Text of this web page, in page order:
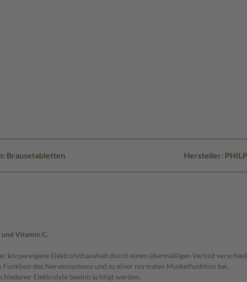
Brausetabletten Hersteller:
Vitamin C.
körpereigene Elektrolythaushalt durch einen übermäßigen Verlust
des Nervensystems und zu einer normalen Muskelfunktion bei.
Elektrolyte beeinträchtigt werden.